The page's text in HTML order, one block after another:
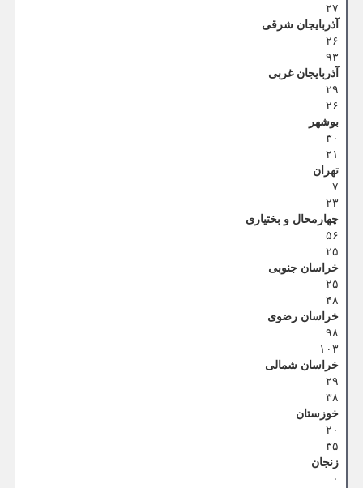
۲۷
آذربایجان شرقی
۲۶
۹۳
آذربایجان غربی
۲۹
۲۶
بوشهر
۳۰
۲۱
تهران
۷
۲۳
چهارمحال و بختیاری
۵۶
۲۵
خراسان جنوبی
۲۵
۴۸
خراسان رضوی
۹۸
۱۰۳
خراسان شمالی
۲۹
۳۸
خوزستان
۲۰
۳۵
زنجان
۰